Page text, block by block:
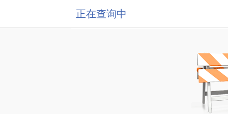
正在查询中